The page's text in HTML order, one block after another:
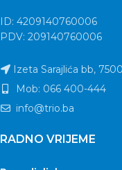
ID: 4209140760006
PDV: 209140760006
Izeta Sarajlića bb,
Mob: 066 400-444
info@trio.ba
RADNO VRIJEME